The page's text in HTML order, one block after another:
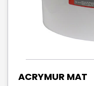
ACRYMUR MAT